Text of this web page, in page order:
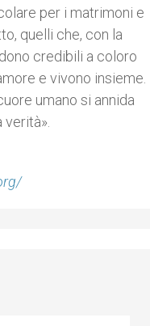
per i matrimoni e
quelli che, con la
credibili a coloro
e vivono insieme.
umano si annida